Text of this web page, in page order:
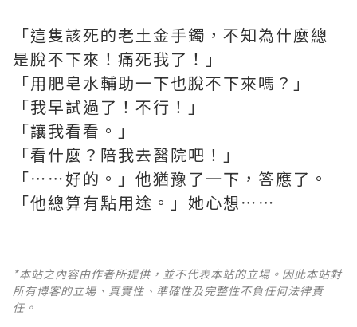
「這隻該死的老土金手鐲，不知為什麼總
是脫不下來！痛死我了！」
「用肥皂水輔助一下也脫不下來嗎？」
「我早試過了！不行！」
「讓我看看。」
「看什麼？陪我去醫院吧！」
「⋯⋯好的。」他猶豫了一下，答應了。
「他總算有點用途。」她心想⋯⋯
*本站之內容由作者所提供，並不代表本站的立場。因此本站對
所有博客的立場、真實性、準確性及完整性不負任何法律責
任。